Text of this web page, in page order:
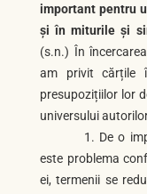
important pentru
și în miturile și
(s.n.) În
am privit cărțile
presupozițiilor lor
universului
1. De o
este problema
ei, termenii se